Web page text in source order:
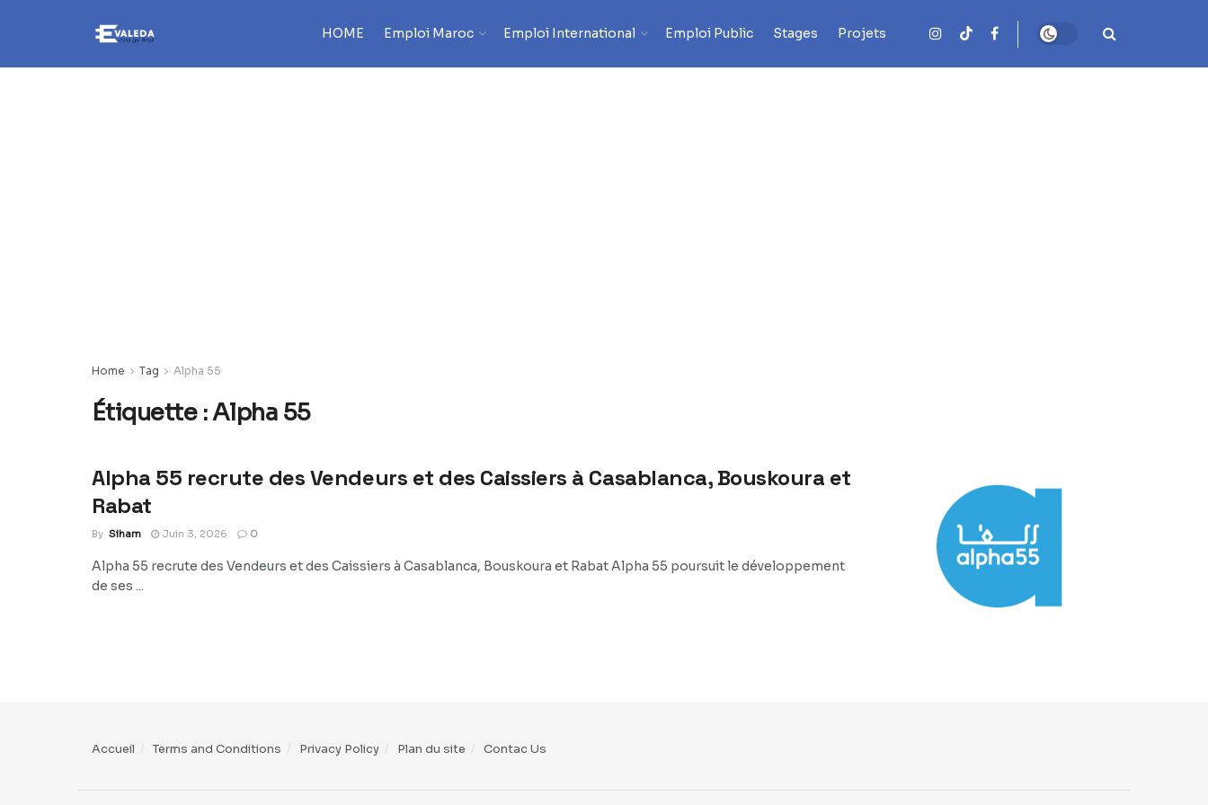
HOME Emploi Maroc Emploi International Emploi Public Stages Projets
Home Tag Alpha 55
Étiquette :Alpha 55
Alpha 55 recrute des Vendeurs et des Caissiers à Casablanca, Bouskoura et
Rabat
By Siham Juin 3, 2026 0
Alpha 55 recrute des Vendeurs et des Caissiers à Casablanca, Bouskoura et Rabat Alpha 55 poursuit le développement
de ses ...
Accueil Terms and Conditions Privacy Policy Plan du site Contac Us